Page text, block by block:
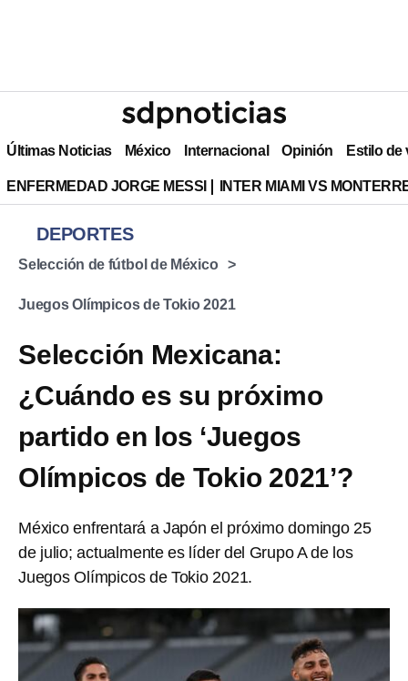
Últimas Noticias México Internacional Opinión Estilo de
ENFERMEDAD JORGE MESSI INTER MIAMI VS
DEPORTES
Selección de fútbol de México
Juegos Olímpicos de Tokio 2021
Selección Mexicana:
¿Cuándo es su próximo
partido en los ‘Juegos
Olímpicos de Tokio 2021’?
México enfrentará a Japón el próximo domingo 25
de julio; actualmente es líder del Grupo A de los
Juegos Olímpicos de Tokio 2021.